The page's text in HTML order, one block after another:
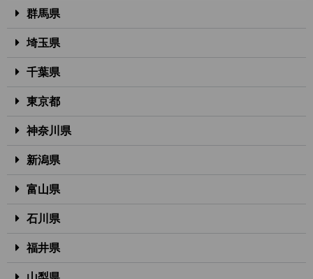
群馬県
埼玉県
千葉県
東京都
神奈川県
新潟県
富山県
石川県
福井県